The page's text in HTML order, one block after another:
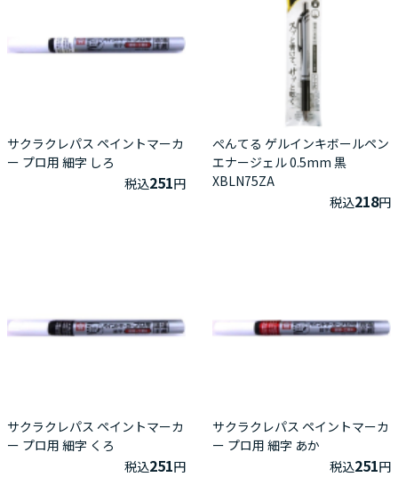
サクラクレパス ペイントマーカ
ー プロ用 細字 しろ
税込251円
ぺんてる ゲルインキボールペン
エナージェル 0.5mm 黒
XBLN75ZA
税込218円
サクラクレパス ペイントマーカ
ー プロ用 細字 くろ
税込251円
サクラクレパス ペイントマーカ
ー プロ用 細字 あか
税込251円